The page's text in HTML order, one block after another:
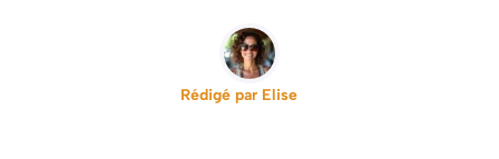
Rédigé par Elise